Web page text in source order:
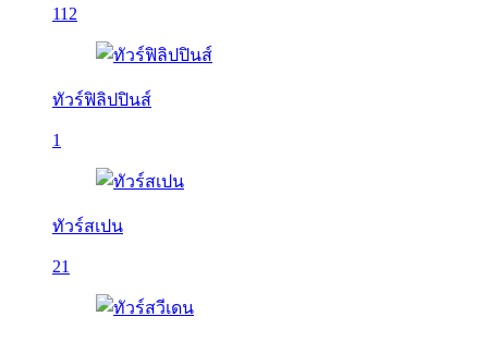
112
ทัวร์ฟิลิปปินส์
1
ทัวร์สเปน
21